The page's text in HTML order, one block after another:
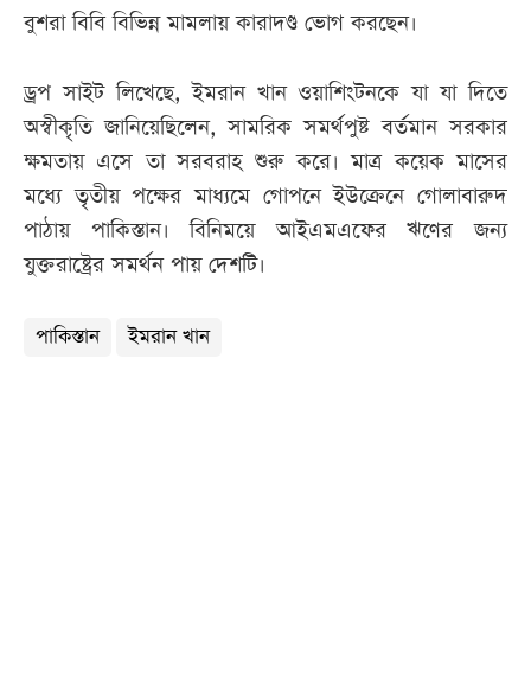
বুশরা বিবি বিভিন্ন মামলায় কারাদণ্ড ভোগ করছেন।
ড্রপ সাইট লিখেছে, ইমরান খান ওয়াশিংটনকে যা যা দিতে
অস্বীকৃতি জানিয়েছিলেন, সামরিক সমর্থপুষ্ট বর্তমান সরকার
ক্ষমতায় এসে তা সরবরাহ শুরু করে। মাত্র কয়েক মাসের
মধ্যে তৃতীয় পক্ষের মাধ্যমে গোপনে ইউক্রেনে গোলাবারুদ
পাঠায় পাকিস্তান। বিনিময়ে আইএমএফের ঋণের জন্য
যুক্তরাষ্ট্রের সমর্থন পায় দেশটি।
পাকিস্তান ইমরান খান